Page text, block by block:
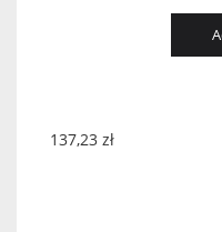
137,23 zł